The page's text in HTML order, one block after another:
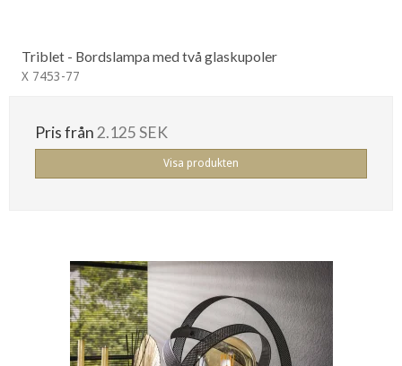
Triblet - Bordslampa med två glaskupoler
X 7453-77
Pris från2.125 SEK
Visa produkten